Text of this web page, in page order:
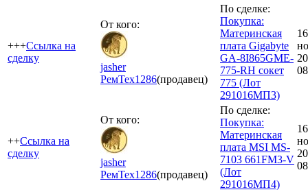
+++Ссылка на
сделку
От кого:
jasher
РемТех1286(продавец)
По сделке:
Покупка:
Материнская
плата Gigabyte
GA-8I865GME-
775-RH сокет
775 (Лот
291016МП3)
16
++Ссылка на
сделку
От кого:
jasher
РемТех1286(продавец)
По сделке:
Покупка:
Материнская
плата MSI MS-
7103 661FM3-V
(Лот
291016MП4)
16